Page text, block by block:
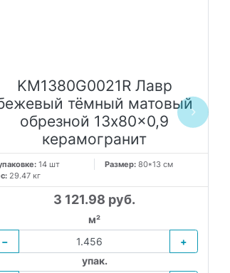
KM1380G0021R Лавр
тёмный матовый
обрезной 13x80x0,9
керамогранит
14 шт Размер: 80*13 см
29.47 кг
3 121.98 руб.
м²
−
+
упак.